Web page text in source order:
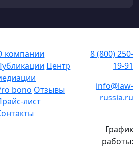
компании
Центр
bono Отзывы
лист
8 (800) 250-
19-91
info@law-
russia.ru
График
работы: